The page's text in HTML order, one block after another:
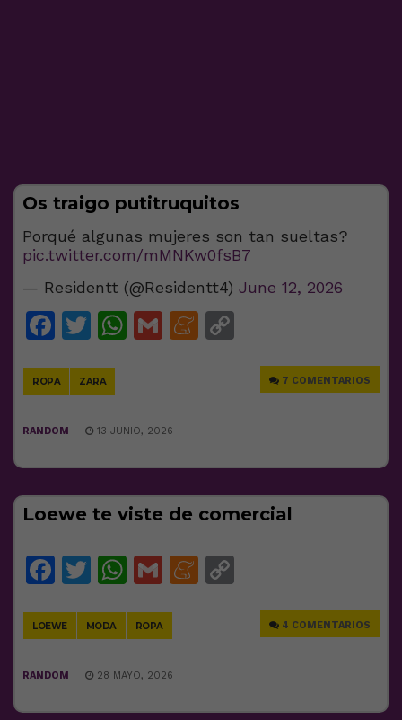
Os traigo putitruquitos
Porqué algunas mujeres son tan sueltas?
pic.twitter.com/mMNKw0fsB7
— Residentt (@Residentt4) June 12, 2026
Facebook
Twitter
WhatsApp
GmailMeneame
ROPA ZARA 7 COMENTARIOS
RANDOM 13 JUNIO, 2026
Loewe te viste de comercial
Facebook
Twitter
WhatsApp
GmailMeneame
LOEWE MODA ROPA 4 COMENTARIOS
RANDOM 28 MAYO, 2026